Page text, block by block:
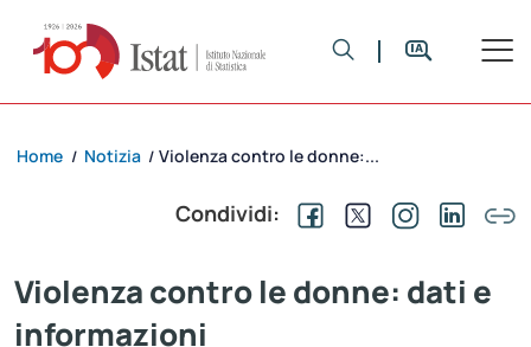
Home / Notizia / Violenza contro le donne:...
Condividi:
Violenza contro le donne: dati e
informazioni